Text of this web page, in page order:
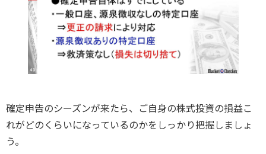
確定申告のシーズンが来たら、ご自身の株式投資の損益こ
れがどのくらいになっているのかをしっかり把握しましょ
う。